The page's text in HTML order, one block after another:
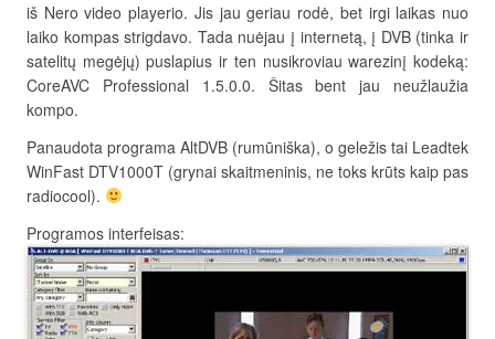
iš Nero video playerio. Jis jau geriau rodė, bet irgi laikas nuo
laiko kompas strigdavo. Tada nuėjau į internetą, į DVB (tinka ir
satelitų megėjų) puslapius ir ten nusikroviau warezinį kodeką:
CoreAVC Professional 1.5.0.0. Šitas bent jau neužlaužia
kompo.
Panaudota programa AltDVB (rumūniška), o geležis tai Leadtek
WinFast DTV1000T (grynai skaitmeninis, ne toks krūts kaip pas
radiocool).
Programos interfeisas: